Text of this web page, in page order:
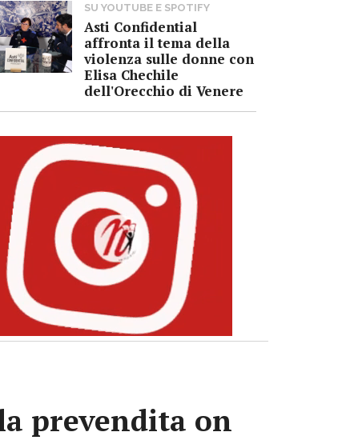
SU YOUTUBE E SPOTIFY
Asti Confidential
affronta il tema della
violenza sulle donne con
Elisa Chechile
dell'Orecchio di Venere
prevendita on